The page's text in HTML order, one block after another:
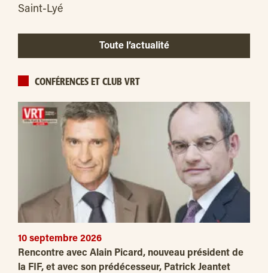
Saint-Lyé
Toute l’actualité
CONFÉRENCES ET CLUB VRT
10 septembre 2026
Rencontre avec Alain Picard, nouveau président de
la FIF, et avec son prédécesseur, Patrick Jeantet